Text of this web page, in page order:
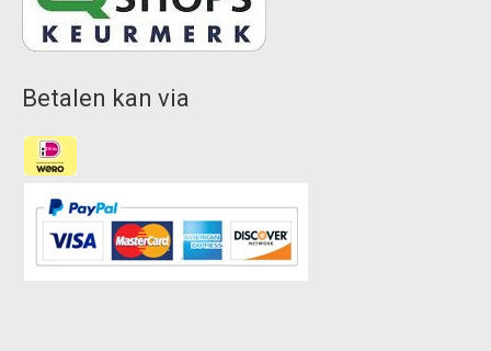
Betalen kan via